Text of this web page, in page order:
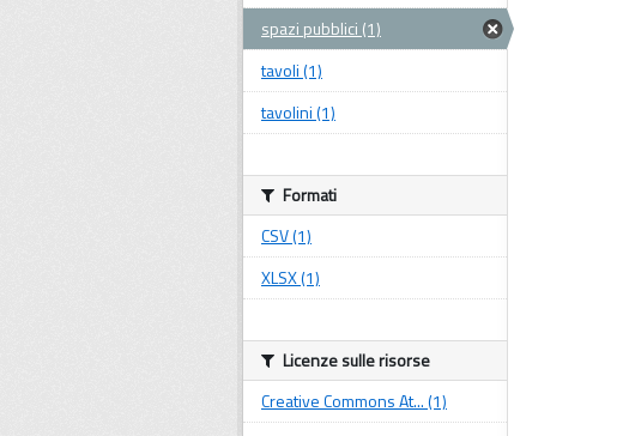
spazi pubblici (1)
tavoli (1)
tavolini (1)
Formati
CSV (1)
XLSX (1)
Licenze sulle risorse
Creative Commons At... (1)